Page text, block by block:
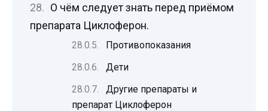
О чём следует знать перед приёмом
препарата Циклоферон.
Противопоказания
Дети
Другие препараты и
препарат Циклоферон